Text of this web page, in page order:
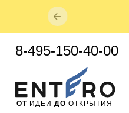
ОТ ИДЕИ ДО ОТКРЫТИЯ
8-495-150-40-00